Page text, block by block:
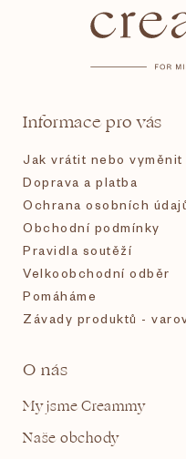
Informace pro vás
Jak vrátit nebo vyměnit
Doprava a platba
Ochrana osobních
Obchodní podmínky
Pravidla soutěží
Velkoobchodní odběr
Pomáháme
Závady produktů -
O nás
My jsme Creammy
Naše obchody